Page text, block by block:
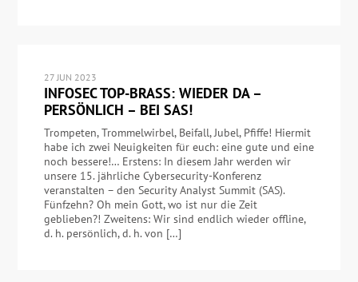
27 JUN 2023
INFOSEC TOP-BRASS: WIEDER DA –
PERSÖNLICH – BEI SAS!
Trompeten, Trommelwirbel, Beifall, Jubel, Pfiffe! Hiermit
habe ich zwei Neuigkeiten für euch: eine gute und eine
noch bessere!… Erstens: In diesem Jahr werden wir
unsere 15. jährliche Cybersecurity-Konferenz
veranstalten – den Security Analyst Summit (SAS).
Fünfzehn? Oh mein Gott, wo ist nur die Zeit
geblieben?! Zweitens: Wir sind endlich wieder offline,
d. h. persönlich, d. h. von […]